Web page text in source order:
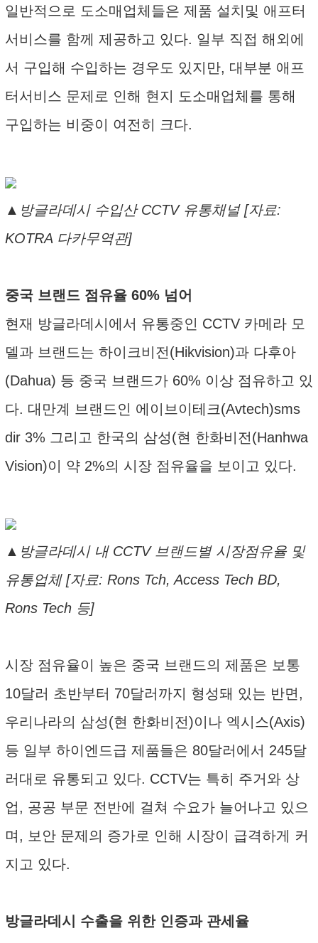
일반적으로 도소매업체들은 제품 설치및 애프터
서비스를 함께 제공하고 있다. 일부 직접 해외에
서 구입해 수입하는 경우도 있지만, 대부분 애프
터서비스 문제로 인해 현지 도소매업체를 통해
구입하는 비중이 여전히 크다.
▲방글라데시 수입산 CCTV 유통채널 [자료:
KOTRA 다카무역관]
중국 브랜드 점유율 60% 넘어
현재 방글라데시에서 유통중인 CCTV 카메라 모
델과 브랜드는 하이크비전(Hikvision)과 다후아
(Dahua) 등 중국 브랜드가 60% 이상 점유하고 있
다. 대만계 브랜드인 에이브이테크(Avtech)sms
dir 3% 그리고 한국의 삼성(현 한화비전(Hanhwa
Vision)이 약 2%의 시장 점유율을 보이고 있다.
▲방글라데시 내 CCTV 브랜드별 시장점유율 및
유통업체 [자료: Rons Tch, Access Tech BD,
Rons Tech 등]
시장 점유율이 높은 중국 브랜드의 제품은 보통
10달러 초반부터 70달러까지 형성돼 있는 반면,
우리나라의 삼성(현 한화비전)이나 엑시스(Axis)
등 일부 하이엔드급 제품들은 80달러에서 245달
러대로 유통되고 있다. CCTV는 특히 주거와 상
업, 공공 부문 전반에 걸쳐 수요가 늘어나고 있으
며, 보안 문제의 증가로 인해 시장이 급격하게 커
지고 있다.
방글라데시 수출을 위한 인증과 관세율